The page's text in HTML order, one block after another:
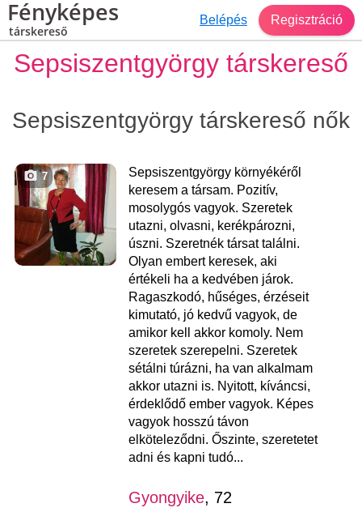
Fényképes
társkereső
Belépés Regisztráció
Sepsiszentgyörgy társkereső
Sepsiszentgyörgy társkereső nők
7
Sepsiszentgyörgy környékéről
keresem a társam. Pozitív,
mosolygós vagyok. Szeretek
utazni, olvasni, kerékpározni,
úszni. Szeretnék társat találni.
Olyan embert keresek, aki
értékeli ha a kedvében járok.
Ragaszkodó, hűséges, érzéseit
kimutató, jó kedvű vagyok, de
amikor kell akkor komoly. Nem
szeretek szerepelni. Szeretek
sétálni túrázni, ha van alkalmam
akkor utazni is. Nyitott, kíváncsi,
érdeklődő ember vagyok. Képes
vagyok hosszú távon
elköteleződni. Őszinte, szeretetet
adni és kapni tudó...
Gyongyike, 72